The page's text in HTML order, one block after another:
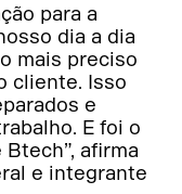
para a
dia a dia
mais preciso
cliente. Isso
e
E foi o
afirma
e integrante